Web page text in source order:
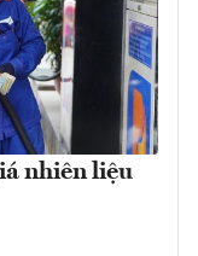
nhiên liệu